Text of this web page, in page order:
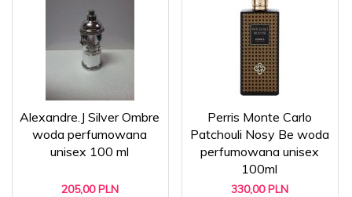
Alexandre.J Silver Ombre
woda perfumowana
unisex 100 ml
205,00 PLN
Perris Monte Carlo
Patchouli Nosy Be woda
perfumowana unisex
100ml
330,00 PLN